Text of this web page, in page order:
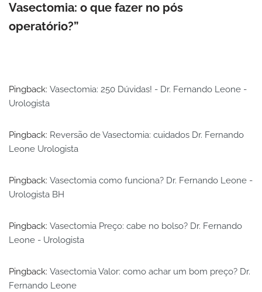
Vasectomia: o que fazer no pós
operatório?”
Pingback: Vasectomia: 250 Dúvidas! - Dr. Fernando Leone -
Urologista
Pingback: Reversão de Vasectomia: cuidados Dr. Fernando
Leone Urologista
Pingback: Vasectomia como funciona? Dr. Fernando Leone -
Urologista BH
Pingback: Vasectomia Preço: cabe no bolso? Dr. Fernando
Leone - Urologista
Pingback: Vasectomia Valor: como achar um bom preço? Dr.
Fernando Leone